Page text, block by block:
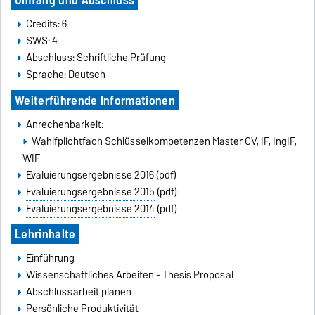
Credits: 6
SWS: 4
Abschluss: Schriftliche Prüfung
Sprache: Deutsch
Weiterführende Informationen
Anrechenbarkeit:
Wahlfplichtfach Schlüsselkompetenzen Master CV, IF, IngIF,
WIF
Evaluierungsergebnisse 2016(pdf)
Evaluierungsergebnisse 2015(pdf)
Evaluierungsergebnisse 2014(pdf)
Lehrinhalte
Einführung
Wissenschaftliches Arbeiten - Thesis Proposal
Abschlussarbeit planen
Persönliche Produktivität